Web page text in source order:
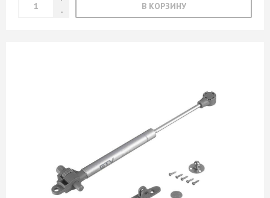
В КОРЗИНУ